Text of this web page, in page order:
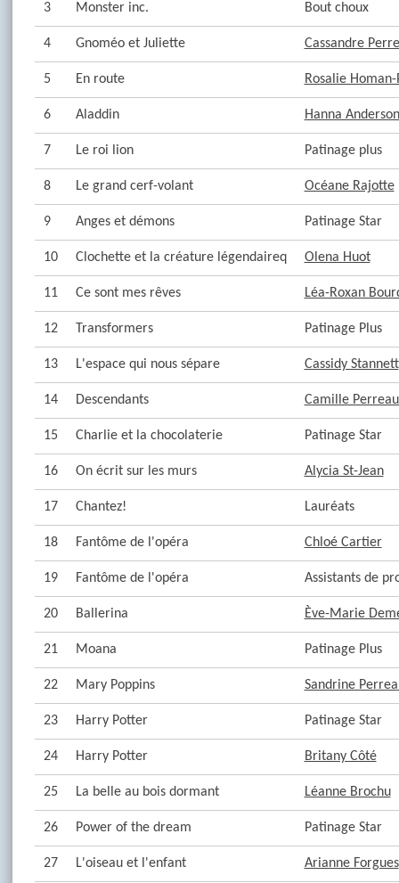
3 Monster inc. Bout choux
4 Gnoméo et Juliette Cassandre
5 En route Rosalie
6 Aladdin Hanna Anderson
7 Le roi lion Patinage plus
8 Le grand cerf-volant Océane Rajotte
9 Anges et démons Patinage Star
10 Clochette et la créature légendaireq Olena Huot
11 Ce sont mes rêves Léa-Roxan
12 Transformers Patinage Plus
13 L'espace qui nous sépare Cassidy Stannett
14 Descendants Camille
15 Charlie et la chocolaterie Patinage Star
16 On écrit sur les murs Alycia St-Jean
17 Chantez! Lauréats
18 Fantôme de l'opéra Chloé Cartier
19 Fantôme de l'opéra Assistants de
20 Ballerina Ève-Marie
21 Moana Patinage Plus
22 Mary Poppins Sandrine
23 Harry Potter Patinage Star
24 Harry Potter Britany Côté
25 La belle au bois dormant Léanne Brochu
26 Power of the dream Patinage Star
27 L'oiseau et l'enfant Arianne Forgues